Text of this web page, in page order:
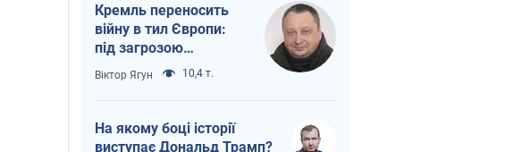
Кремль переносить
війну в тил Європи:
під загрозою
критична логістика
Віктор Ягун 10,4 т.
На якому боці історії
виступає Дональд Трамп?